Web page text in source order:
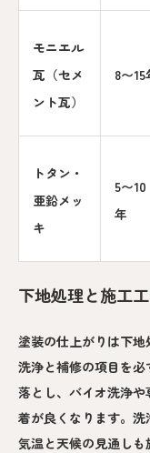
モニエル
瓦（セメ
ント瓦）
8〜15
トタン・
亜鉛メッ
キ
5〜10
年
下地処理と施工
塗装の仕上がりは下
洗浄と補修の項目を
落とし、バイオ洗浄
着が良くなります。洗
気温と天候の見通しも